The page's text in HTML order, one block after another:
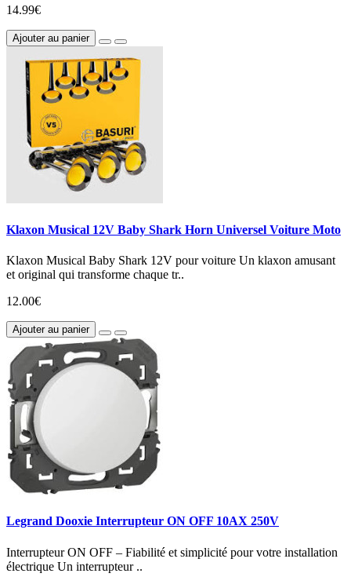
14.99€
Ajouter au panier
Klaxon Musical 12V Baby Shark Horn Universel Voiture Moto
Klaxon Musical Baby Shark 12V pour voiture Un klaxon amusant
et original qui transforme chaque tr..
12.00€
Ajouter au panier
Legrand Dooxie Interrupteur ON OFF 10AX 250V
Interrupteur ON OFF – Fiabilité et simplicité pour votre installation
électrique Un interrupteur ..